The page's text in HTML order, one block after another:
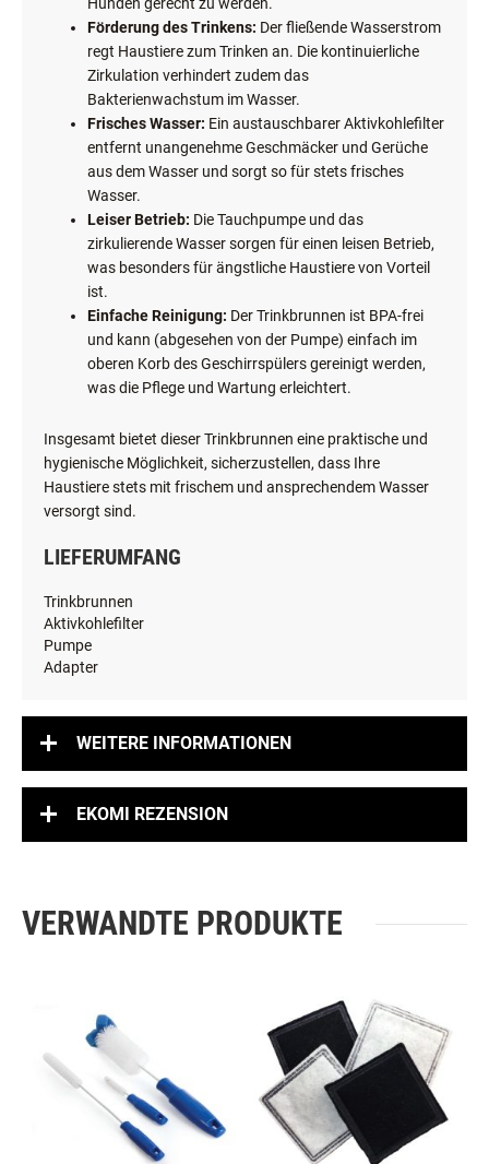
Hunden gerecht zu werden.
Förderung des Trinkens: Der fließende Wasserstrom
regt Haustiere zum Trinken an. Die kontinuierliche
Zirkulation verhindert zudem das
Bakterienwachstum im Wasser.
Frisches Wasser: Ein austauschbarer Aktivkohlefilter
entfernt unangenehme Geschmäcker und Gerüche
aus dem Wasser und sorgt so für stets frisches
Wasser.
Leiser Betrieb: Die Tauchpumpe und das
zirkulierende Wasser sorgen für einen leisen Betrieb,
was besonders für ängstliche Haustiere von Vorteil
ist.
Einfache Reinigung: Der Trinkbrunnen ist BPA-frei
und kann (abgesehen von der Pumpe) einfach im
oberen Korb des Geschirrspülers gereinigt werden,
was die Pflege und Wartung erleichtert.
Insgesamt bietet dieser Trinkbrunnen eine praktische und
hygienische Möglichkeit, sicherzustellen, dass Ihre
Haustiere stets mit frischem und ansprechendem Wasser
versorgt sind.
LIEFERUMFANG
Trinkbrunnen
Aktivkohlefilter
Pumpe
Adapter
WEITERE INFORMATIONEN
EKOMI REZENSION
VERWANDTE PRODUKTE